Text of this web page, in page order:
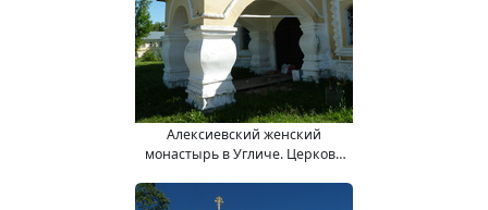
Алексиевский женский
монастырь в Угличе. Церковь
Предтечи.